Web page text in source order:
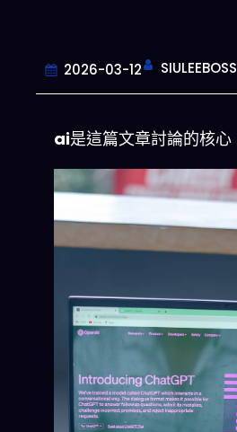
2026-03-12 SIULEEBOSS
ai是這篇文章討論的核心